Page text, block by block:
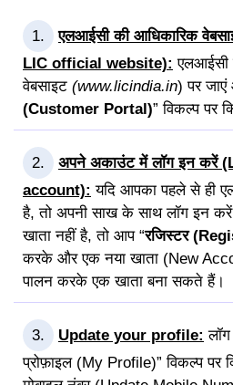
एलआईसी की आधिकारिक
LIC official website): एलआईसी
वेबसाइट (www.licindia.in) पर जाएं
(Customer Portal)” विकल्प पर
अपने अकाउंट में लॉग इन करें
account): यदि आपका पहले से ही
है, तो अपनी साख के साथ लॉग इन
खाता नहीं है, तो आप “रजिस्टर
करके और एक नया खाता (New
पालन करके एक खाता बना सकते हैं।
Update your profile:
प्रोफ़ाइल (My Profile)” विकल्प